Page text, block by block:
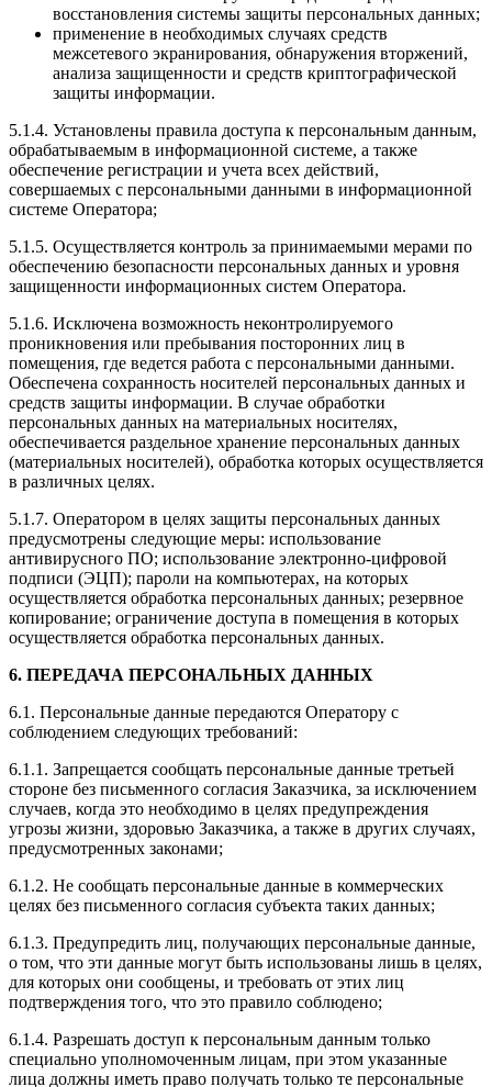
восстановления системы защиты персональных данных;
применение в необходимых случаях средств
межсетевого экранирования, обнаружения вторжений,
анализа защищенности и средств криптографической
защиты информации.
5.1.4. Установлены правила доступа к персональным данным,
обрабатываемым в информационной системе, а также
обеспечение регистрации и учета всех действий,
совершаемых с персональными данными в информационной
системе Оператора;
5.1.5. Осуществляется контроль за принимаемыми мерами по
обеспечению безопасности персональных данных и уровня
защищенности информационных систем Оператора.
5.1.6. Исключена возможность неконтролируемого
проникновения или пребывания посторонних лиц в
помещения, где ведется работа с персональными данными.
Обеспечена сохранность носителей персональных данных и
средств защиты информации. В случае обработки
персональных данных на материальных носителях,
обеспечивается раздельное хранение персональных данных
(материальных носителей), обработка которых осуществляется
в различных целях.
5.1.7. Оператором в целях защиты персональных данных
предусмотрены следующие меры: использование
антивирусного ПО; использование электронно-цифровой
подписи (ЭЦП); пароли на компьютерах, на которых
осуществляется обработка персональных данных; резервное
копирование; ограничение доступа в помещения в которых
осуществляется обработка персональных данных.
6. ПЕРЕДАЧА ПЕРСОНАЛЬНЫХ ДАННЫХ
6.1. Персональные данные передаются Оператору с
соблюдением следующих требований:
6.1.1. Запрещается сообщать персональные данные третьей
стороне без письменного согласия Заказчика, за исключением
случаев, когда это необходимо в целях предупреждения
угрозы жизни, здоровью Заказчика, а также в других случаях,
предусмотренных законами;
6.1.2. Не сообщать персональные данные в коммерческих
целях без письменного согласия субъекта таких данных;
6.1.3. Предупредить лиц, получающих персональные данные,
о том, что эти данные могут быть использованы лишь в целях,
для которых они сообщены, и требовать от этих лиц
подтверждения того, что это правило соблюдено;
6.1.4. Разрешать доступ к персональным данным только
специально уполномоченным лицам, при этом указанные
лица должны иметь право получать только те персональные